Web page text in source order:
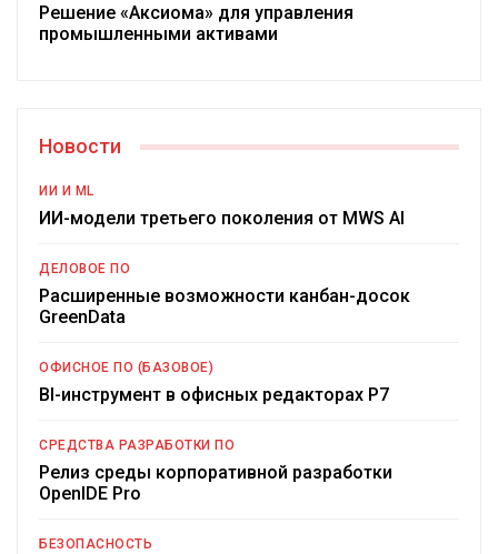
Решение «Аксиома» для управления
промышленными активами
Новости
ИИ И ML
ИИ-модели третьего поколения от MWS AI
ДЕЛОВОЕ ПО
Расширенные возможности канбан-досок
GreenData
ОФИСНОЕ ПО (БАЗОВОЕ)
BI-инструмент в офисных редакторах Р7
СРЕДСТВА РАЗРАБОТКИ ПО
Релиз среды корпоративной разработки
OpenIDE Pro
БЕЗОПАСНОСТЬ